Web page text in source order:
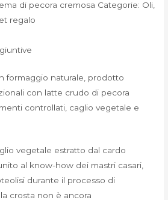
di pecora cremosa Categorie: Oli,
regalo
formaggio naturale, prodotto
con latte crudo di pecora
controllati, caglio vegetale e
vegetale estratto dal cardo
al know-how dei mastri casari,
durante il processo di
crosta non è ancora